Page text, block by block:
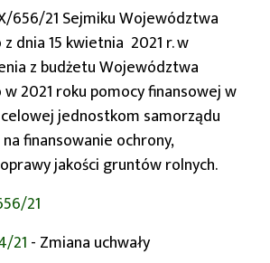
656/21 Sejmiku Województwa
dnia 15 kwietnia 2021 r. w
z budżetu Województwa
2021 roku pomocy finansowej w
jednostkom samorządu
finansowanie ochrony,
jakości gruntów rolnych.
21
21 - Zmiana uchwały